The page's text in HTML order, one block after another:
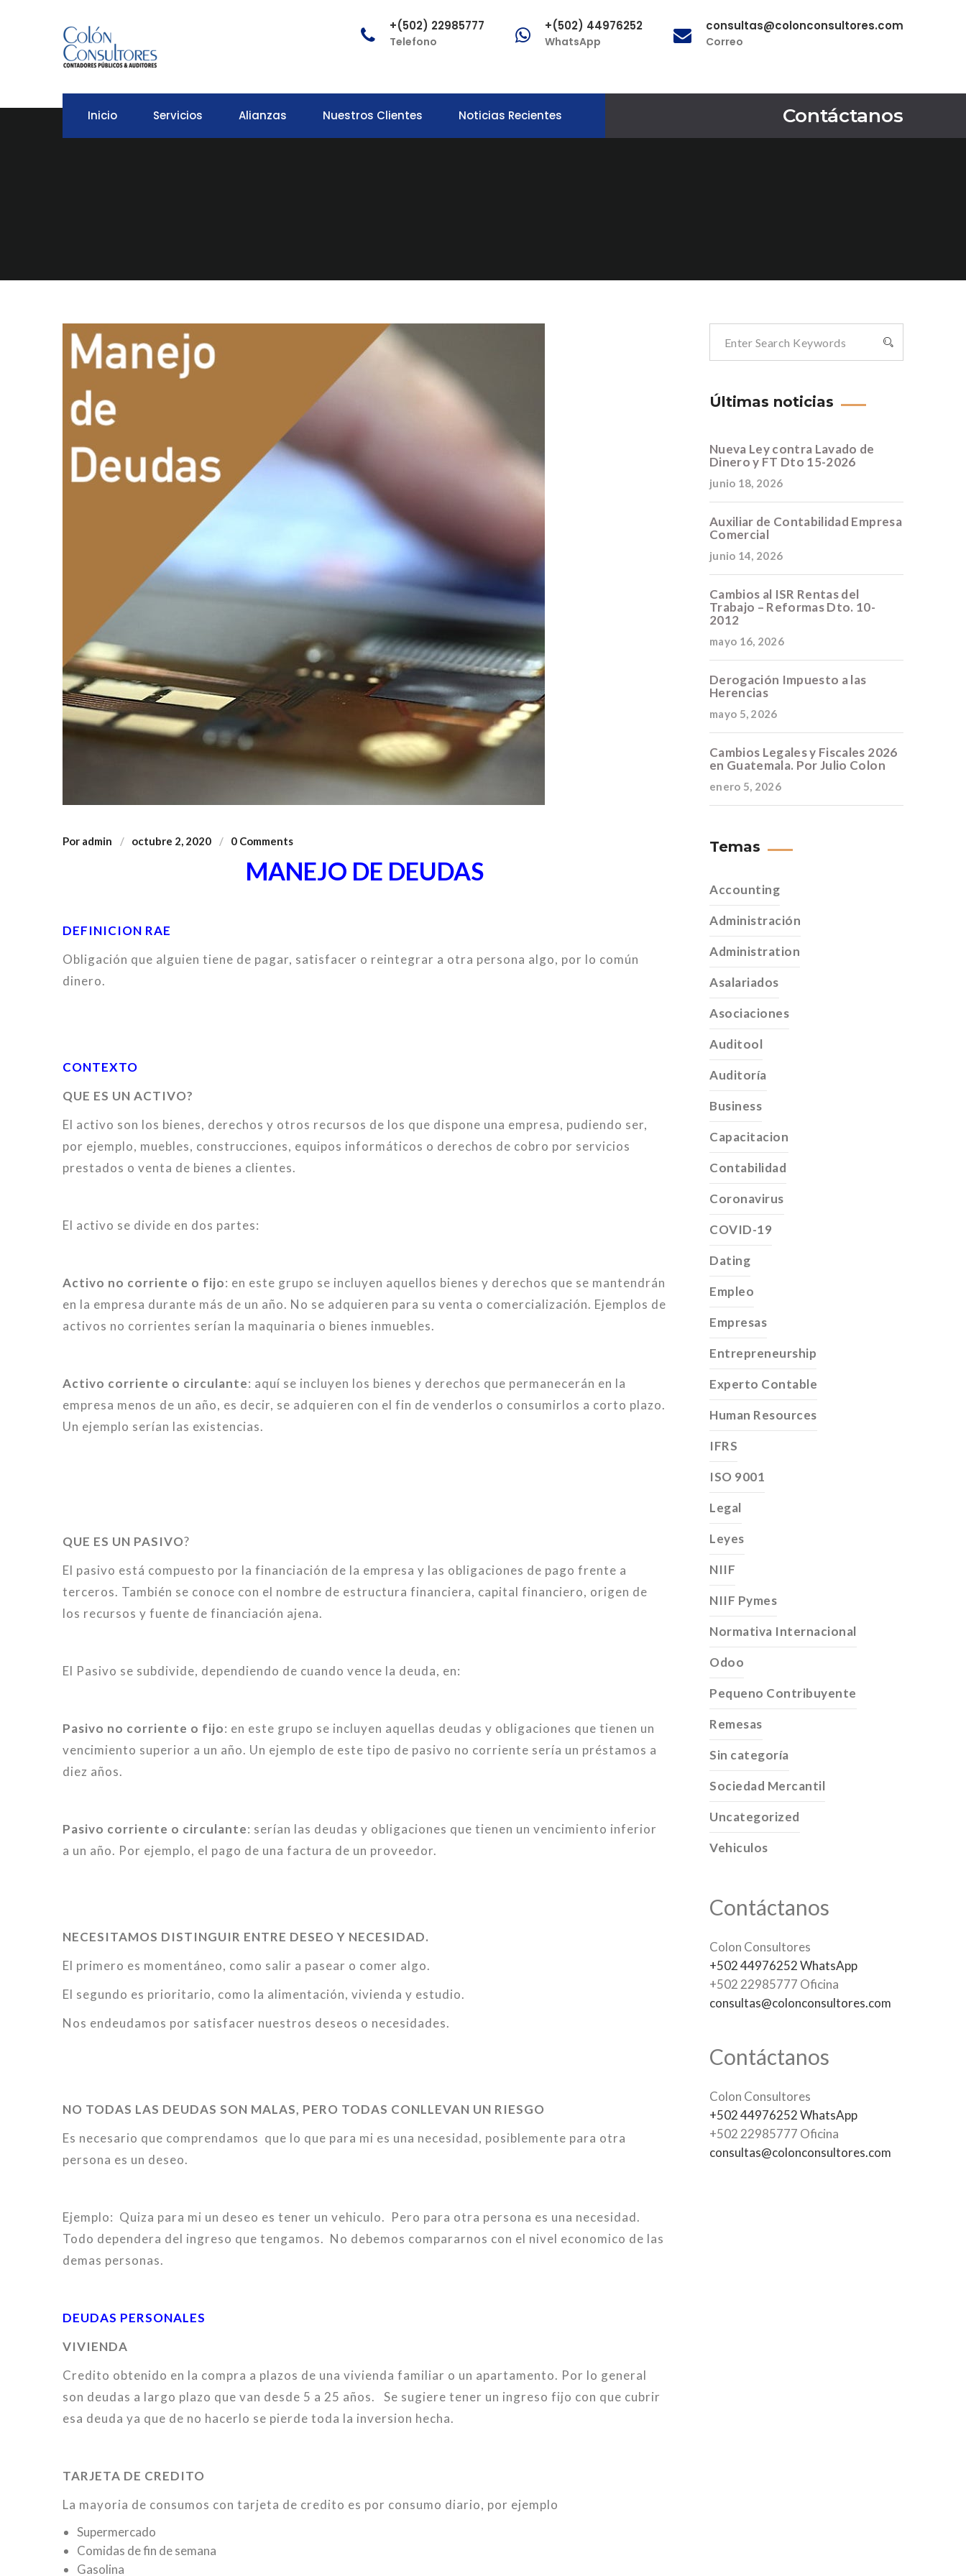
+(502) 22985777
Telefono
+(502) 44976252
WhatsApp
consultas@colonconsultores.com
Correo
Inicio Servicios Alianzas Nuestros Clientes Noticias Recientes Contáctanos
Por admin octubre 2, 2020 0 Comments
MANEJO DE DEUDAS
DEFINICION RAE
Obligación que alguien tiene de pagar, satisfacer o reintegrar a otra persona algo, por lo común
dinero.
CONTEXTO
QUE ES UN ACTIVO?
El activo son los bienes, derechos y otros recursos de los que dispone una empresa, pudiendo ser,
por ejemplo, muebles, construcciones, equipos informáticos o derechos de cobro por servicios
prestados o venta de bienes a clientes.
El activo se divide en dos partes:
Activo no corriente o fijo: en este grupo se incluyen aquellos bienes y derechos que se mantendrán
en la empresa durante más de un año. No se adquieren para su venta o comercialización. Ejemplos de
activos no corrientes serían la maquinaria o bienes inmuebles.
Activo corriente o circulante: aquí se incluyen los bienes y derechos que permanecerán en la
empresa menos de un año, es decir, se adquieren con el fin de venderlos o consumirlos a corto plazo.
Un ejemplo serían las existencias.
QUE ES UN PASIVO?
El pasivo está compuesto por la financiación de la empresa y las obligaciones de pago frente a
terceros. También se conoce con el nombre de estructura financiera, capital financiero, origen de
los recursos y fuente de financiación ajena.
El Pasivo se subdivide, dependiendo de cuando vence la deuda, en:
Pasivo no corriente o fijo: en este grupo se incluyen aquellas deudas y obligaciones que tienen un
vencimiento superior a un año. Un ejemplo de este tipo de pasivo no corriente sería un préstamos a
diez años.
Pasivo corriente o circulante: serían las deudas y obligaciones que tienen un vencimiento inferior
a un año. Por ejemplo, el pago de una factura de un proveedor.
NECESITAMOS DISTINGUIR ENTRE DESEO Y NECESIDAD.
El primero es momentáneo, como salir a pasear o comer algo.
El segundo es prioritario, como la alimentación, vivienda y estudio.
Nos endeudamos por satisfacer nuestros deseos o necesidades.
NO TODAS LAS DEUDAS SON MALAS, PERO TODAS CONLLEVAN UN RIESGO
Es necesario que comprendamos que lo que para mi es una necesidad, posiblemente para otra
persona es un deseo.
Ejemplo: Quiza para mi un deseo es tener un vehiculo. Pero para otra persona es una necesidad.
Todo dependera del ingreso que tengamos. No debemos compararnos con el nivel economico de las
demas personas.
DEUDAS PERSONALES
VIVIENDA
Credito obtenido en la compra a plazos de una vivienda familiar o un apartamento. Por lo general
son deudas a largo plazo que van desde 5 a 25 años. Se sugiere tener un ingreso fijo con que cubrir
esa deuda ya que de no hacerlo se pierde toda la inversion hecha.
TARJETA DE CREDITO
La mayoria de consumos con tarjeta de credito es por consumo diario, por ejemplo
Supermercado
Comidas de fin de semana
Gasolina
Últimas noticias
Nueva Ley contra Lavado de
Dinero y FT Dto 15-2026
junio 18, 2026
Auxiliar de Contabilidad Empresa
Comercial
junio 14, 2026
Cambios al ISR Rentas del
Trabajo – Reformas Dto. 10-
2012
mayo 16, 2026
Derogación Impuesto a las
Herencias
mayo 5, 2026
Cambios Legales y Fiscales 2026
en Guatemala. Por Julio Colon
enero 5, 2026
Temas
Accounting
Administración
Administration
Asalariados
Asociaciones
Auditool
Auditoría
Business
Capacitacion
Contabilidad
Coronavirus
COVID-19
Dating
Empleo
Empresas
Entrepreneurship
Experto Contable
Human Resources
IFRS
ISO 9001
Legal
Leyes
NIIF
NIIF Pymes
Normativa Internacional
Odoo
Pequeno Contribuyente
Remesas
Sin categoría
Sociedad Mercantil
Uncategorized
Vehiculos
Contáctanos
Colon Consultores
+502 44976252 WhatsApp
+502 22985777 Oficina
consultas@colonconsultores.com
Contáctanos
Colon Consultores
+502 44976252 WhatsApp
+502 22985777 Oficina
consultas@colonconsultores.com